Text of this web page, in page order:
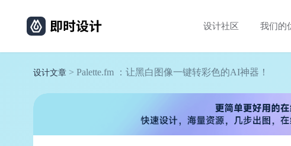
设计社区 我们的
设计文章 > Palette.fm ：让黑白图像一键转彩色的AI神器！